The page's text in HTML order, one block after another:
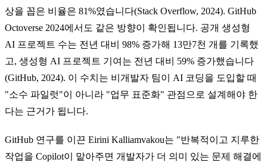
상을 꼽은 비율은 81%였습니다(Stack Overflow, 2024). GitHub
Octoverse 2024에서도 같은 방향이 확인됩니다. 공개 생성형
AI 프로젝트 수는 전년 대비 98% 증가해 13만7천 개를 기록했
고, 생성형 AI 프로젝트 기여는 전년 대비 59% 증가했습니다
(GitHub, 2024). 이 수치는 비개발자 팀이 AI 코딩을 도입할 때
"소수 파일럿"이 아니라 "업무 표준화" 관점으로 설계해야 한
다는 근거가 됩니다.
GitHub 연구를 이끈 Eirini Kalliamvakou는 "반복적이고 지루한
작업을 Copilot이 맡아주면 개발자가 더 의미 있는 문제 해결에